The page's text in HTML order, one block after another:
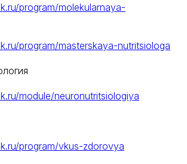
program/molekularnaya-
program/masterskaya-nutritsiologa
module/neuronutritsiologiya
program/vkus-zdorovya
Ответственностью